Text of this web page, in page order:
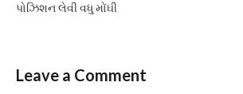
પોઝિશન લેવી વધુ મોંઘી
Leave a Comment